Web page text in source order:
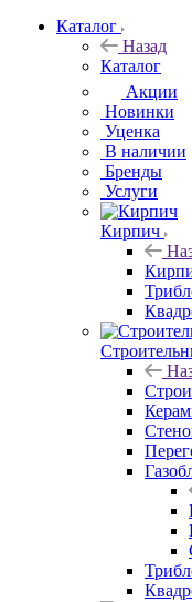
Каталог
Назад
Каталог
Акции
Новинки
Уценка
В наличии
Бренды
Услуги
Кирпич